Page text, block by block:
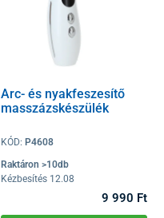
Arc- és nyakfeszesítő
masszázskészülék
KÓD:P4608
Raktáron >10db
Kézbesítés 12.08
9 990 Ft